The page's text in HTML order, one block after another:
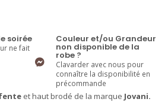
soirée
ne fait
Couleur et/ou Grandeur
non disponible de la
robe ?
Clavarder avec nous pour
connaître la disponibilité en
précommande
et haut brodé de la marque Jovani.